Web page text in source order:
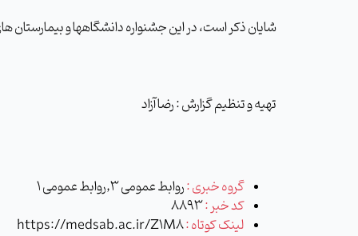
شایان ذکر است، در این جشنواره دانشگاهها و بیمارستان
تهیه و تنظیم گزارش : رضا آزاد
گروه خبری :روابط عمومی 3,روابط عمومی 1
کد خبر :8893
لینک کوتاه : https://medsab.ac.ir/Z1M8